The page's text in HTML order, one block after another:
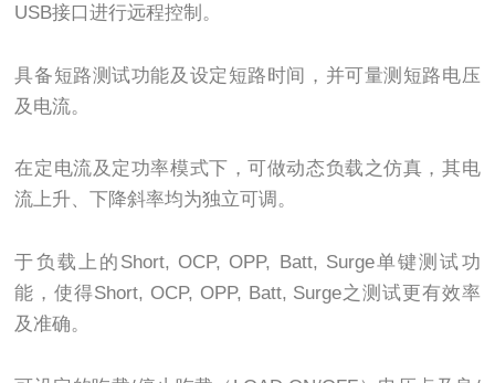
USB接口进行远程控制。
具备短路测试功能及设定短路时间，并可量测短路电压
及电流。
在定电流及定功率模式下，可做动态负载之仿真，其电
流上升、下降斜率均为独立可调。
于负载上的Short, OCP, OPP, Batt, Surge单键测试功
能，使得Short, OCP, OPP, Batt, Surge之测试更有效率
及准确。